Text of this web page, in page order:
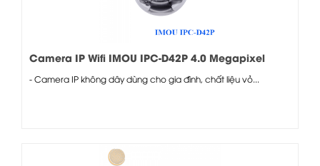
Camera IP Wifi IMOU IPC-D42P 4.0 Megapixel
- Camera IP không dây dùng cho gia đình, chất liệu vỏ...